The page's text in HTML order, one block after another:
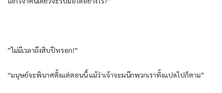
”ไม่มีเวลาถึงสิบปีหรอก!”
“มนุษย์จะพินาศตั้งแต่ตอนนี้ แม้ว่าเจ้าจะผนึกพวกเราทั้งแปดไปก็ตาม”